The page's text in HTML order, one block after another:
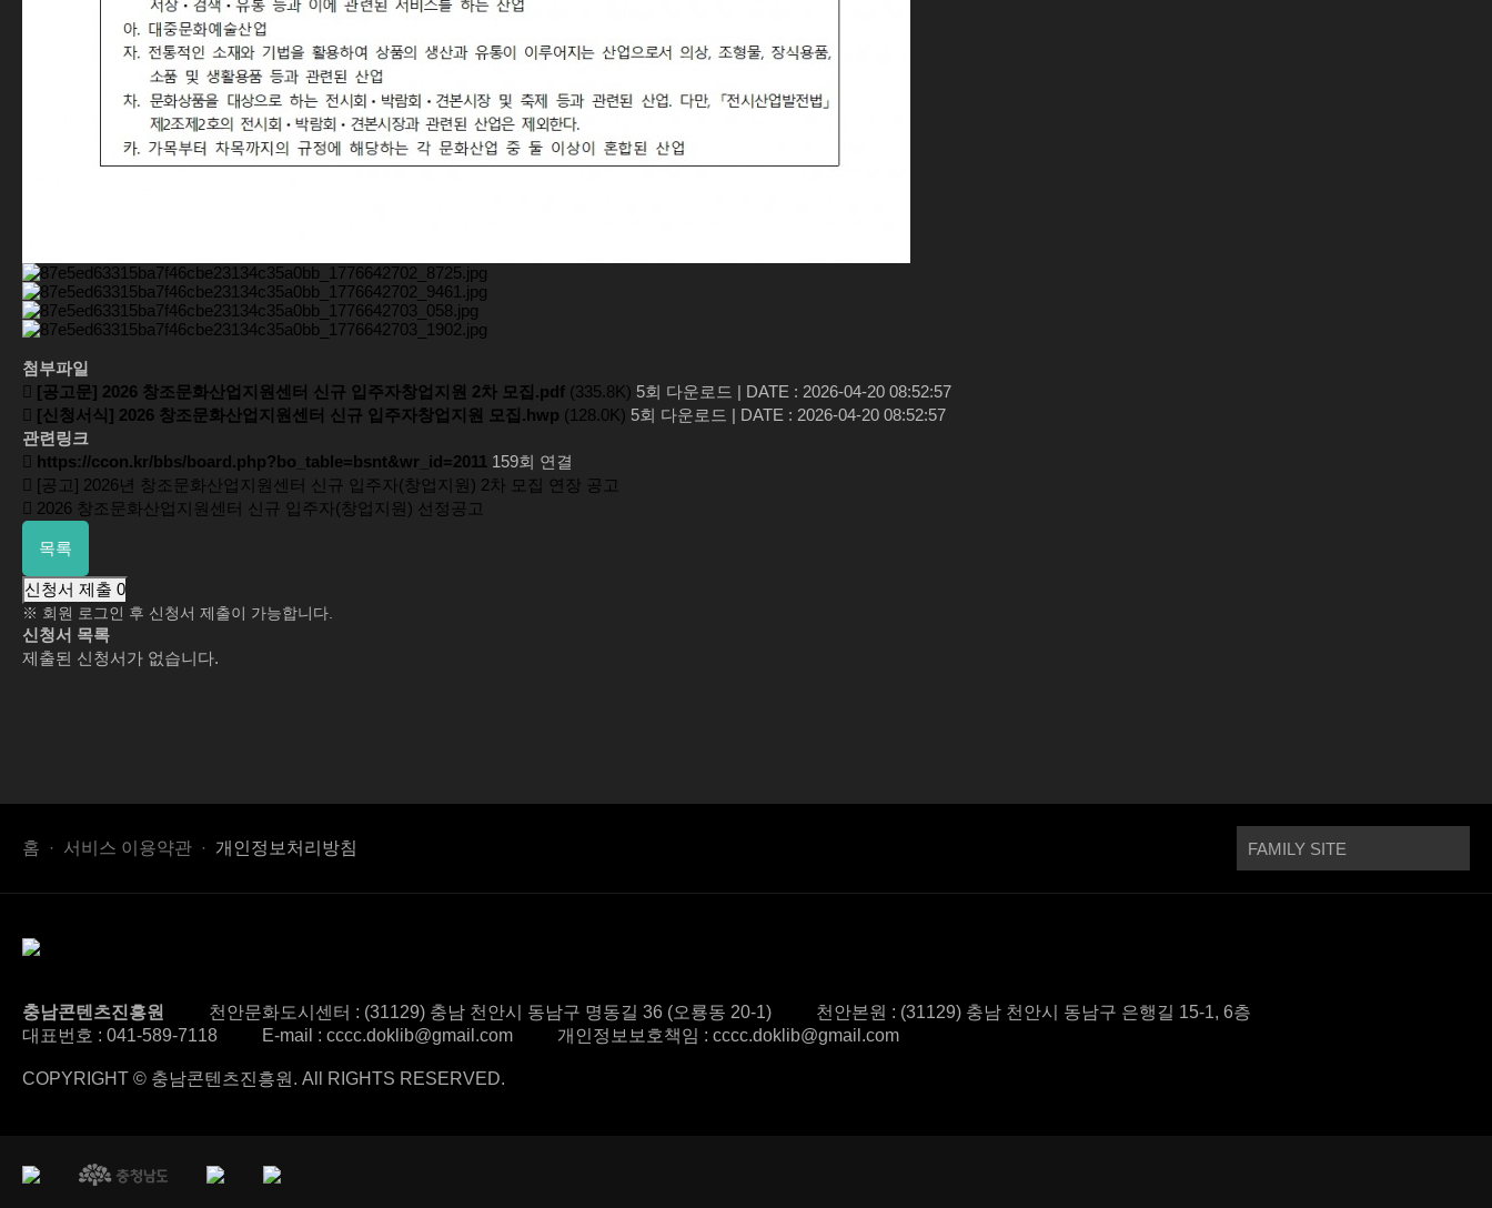
첨부파일
[공고문] 2026 창조문화산업지원센터 신규 입주자창업지원 2차 모집.pdf (335.8K) 5회 다운로드 | DATE : 2026-04-20 08:52:57
[신청서식] 2026 창조문화산업지원센터 신규 입주자창업지원 모집.hwp (128.0K) 5회 다운로드 | DATE : 2026-04-20 08:52:57
관련링크
https://ccon.kr/bbs/board.php?bo_table=bsnt&wr_id=2011 159회 연결
[공고] 2026년 창조문화산업지원센터 신규 입주자(창업지원) 2차 모집 연장 공고
2026 창조문화산업지원센터 신규 입주자(창업지원) 선정공고
목록
신청서 제출 0
※ 회원 로그인 후 신청서 제출이 가능합니다.
신청서 목록
제출된 신청서가 없습니다.
홈 서비스 이용약관 개인정보처리방침
충남콘텐츠진흥원 천안문화도시센터 : (31129) 충남 천안시 동남구 명동길 36 (오룡동 20-1)
천안본원 : (31129) 충남 천안시 동남구 은행길 15-1, 6층
대표번호 : 041-589-7118 E-mail : cccc.doklib@gmail.com 개인정보보호책임 : cccc.doklib@gmail.com
COPYRIGHT © 충남콘텐츠진흥원. All RIGHTS RESERVED.